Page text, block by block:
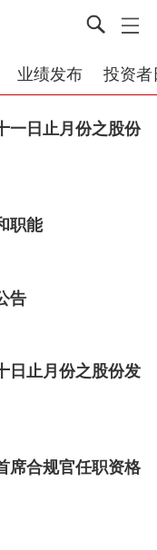
业绩发布 投资者
一日止月份之股份
职能
告
日止月份之股份发
席合规官任职资格